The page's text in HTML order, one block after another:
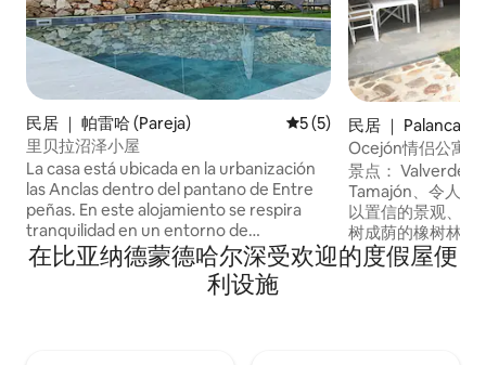
民居 ｜ 帕雷哈 (Pareja) 平均评分 5 分（满分 5 分）
5 (5)
里贝拉沼泽小屋
La casa está ubicada en la urbanización
las Anclas dentro del pantano de Entre
peñas. En este alojamiento se respira
tranquilidad en un entorno de
naturaleza único, ¡relájate con toda la
familia! Ideal para todo el año. Es una de
las tres casas que disponemos, el
民居 ｜ Palancares
Ocejón情侣公寓
景点： Valverde
Tamajón、令人难
以置信的景观、
树成荫的橡树林、
Despeñalagua、
线、舒适的床铺、
在比亚纳德蒙德哈尔深受欢迎的度假屋便
利设施